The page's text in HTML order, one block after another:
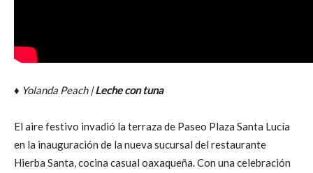
♦ Yolanda Peach |Leche con tuna
El aire festivo invadió la terraza de Paseo Plaza Santa Lucía
en la inauguración de la nueva sucursal del restaurante
Hierba Santa, cocina casual oaxaqueña. Con una celebración